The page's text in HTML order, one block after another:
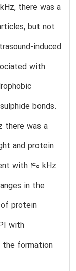
there was a
but not
induced
with
bonds.
there was a
and protein
with 40 kHz
in the
protein
with
the formation